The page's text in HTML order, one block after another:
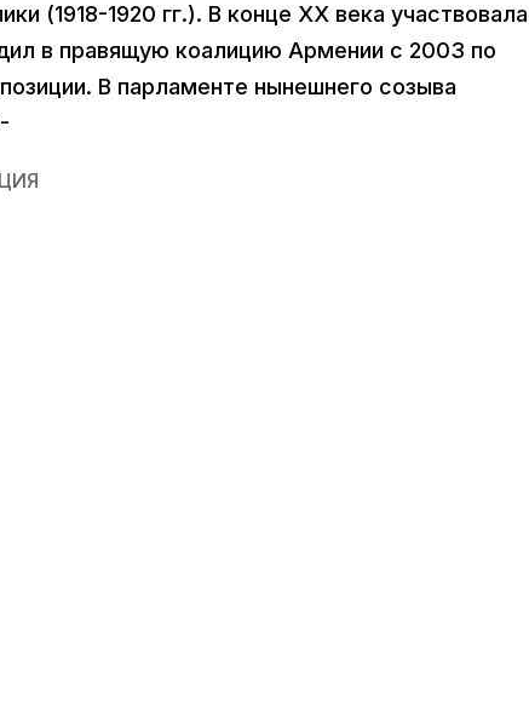
(1918-1920 гг.). В конце XX века участвовала
в правящую коалицию Армении с 2003 по
В парламенте нынешнего созыва